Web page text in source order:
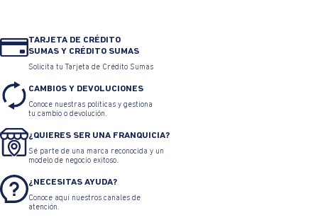
TARJETA DE CRÉDITO
SUMAS Y CRÉDITO SUMAS
Solicita tu Tarjeta de Crédito Sumas
CAMBIOS Y DEVOLUCIONES
Conoce nuestras políticas y gestiona
tu cambio o devolución.
¿QUIERES SER UNA FRANQUICIA?
Sé parte de una marca reconocida y un
modelo de negocio exitoso.
¿NECESITAS AYUDA?
Conoce aquí nuestros canales de
atención.